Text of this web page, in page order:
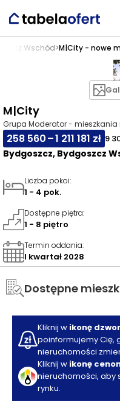
Wschód>M|City - nowe
M|City
Grupa Moderator - mieszkania
258 560 – 1 211 181 zł 9
Bydgoszcz, Bydgoszcz
Liczba pokoi:
1 - 4 pok.
Dostępne piętra:
1 - 8 piętro
Termin oddania:
I kwartał 2028
Dostępne
Kliknij w ikonę
poinformujemy Cię,
nieruchomości
Kliknij w ikonę
nieruchomości, aby
rynku.